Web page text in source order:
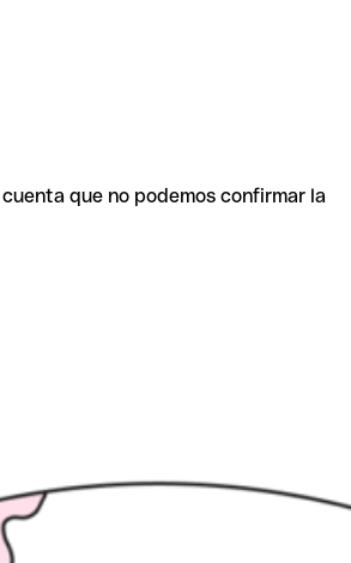
que no podemos confirmar la